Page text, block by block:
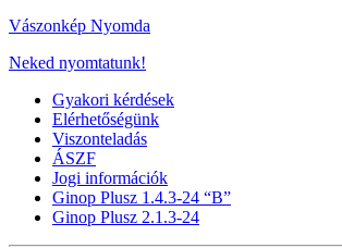
Vászonkép Nyomda
Neked nyomtatunk!
Gyakori kérdések
Elérhetőségünk
Viszonteladás
ÁSZF
Jogi információk
Ginop Plusz 1.4.3-24 “B”
Ginop Plusz 2.1.3-24